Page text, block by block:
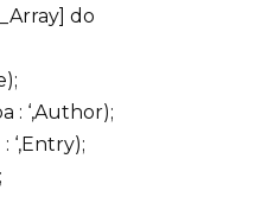
do
: ‘,Author);
‘,Entry);